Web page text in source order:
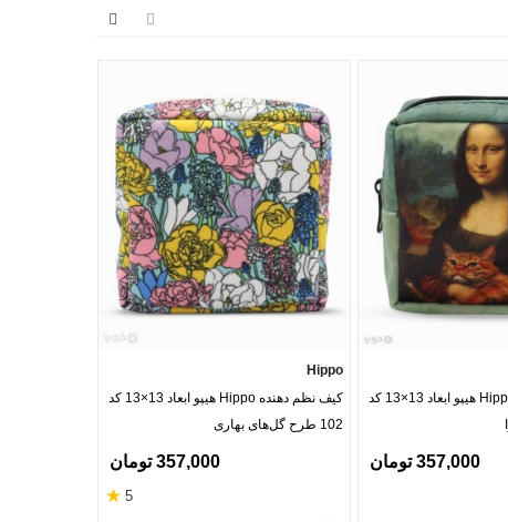
کیف نظم دهنده Hippo هیپو ابعاد 13×13 کد
357,000 تومان
Hippo
کیف نظم دهنده Hippo هیپو ابعاد 13×13 کد
102 طرح گل‌های بهاری
357,000 تومان
5
★